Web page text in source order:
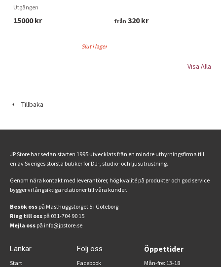
Utgången
15000 kr
Slut i lager
från 320 kr
Visa Alla
Tillbaka
JP Store har sedan starten 1995 utvecklats från en mindre uthyrningsfirma till
en av Sveriges största butiker för DJ-, studio- och ljusutrustning.
Genom nära kontakt med leverantörer, hög kvalité på produkter och god service
bygger vi långsiktiga relationer till våra kunder.
Besök oss på Masthuggstorget 5 i Göteborg
Ring till oss på 031-704 90 15
Mejla oss på info@jpstore.se
Länkar
Start
Följ oss
Facebook
Öppettider
Mån-fre: 13-18